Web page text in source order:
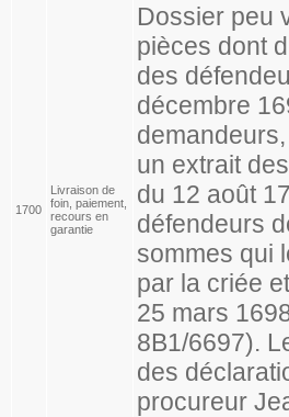
1700
Livraison de
foin, paiement,
recours en
garantie
Dossier peu
pièces dont
des
décembre
un extrait
du 12 août
défendeurs
sommes qui
par la criée
25 mars
8B1/6697).
des
procureur